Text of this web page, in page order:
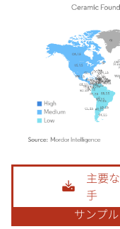
画像 © Mordor Intelligence